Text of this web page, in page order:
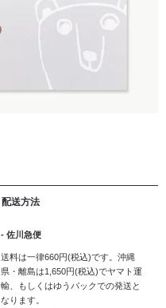
配送方法
- 佐川急便
送料は一律660円(税込)です。沖縄
県・離島は1,650円(税込)でヤマト運
輸、もしくはゆうパックでの発送と
なります。